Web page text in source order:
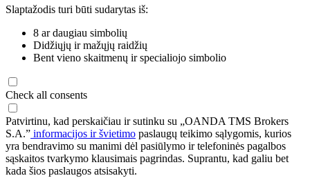
Slaptažodis turi būti sudarytas iš:
8 ar daugiau simbolių
Didžiųjų ir mažųjų raidžių
Bent vieno skaitmenų ir specialiojo simbolio
Check all consents
Patvirtinu, kad perskaičiau ir sutinku su „OANDA TMS Brokers
S.A.” informacijos ir švietimo paslaugų teikimo sąlygomis, kurios
yra bendravimo su manimi dėl pasiūlymo ir telefoninės pagalbos
sąskaitos tvarkymo klausimais pagrindas. Suprantu, kad galiu bet
kada šios paslaugos atsisakyti.